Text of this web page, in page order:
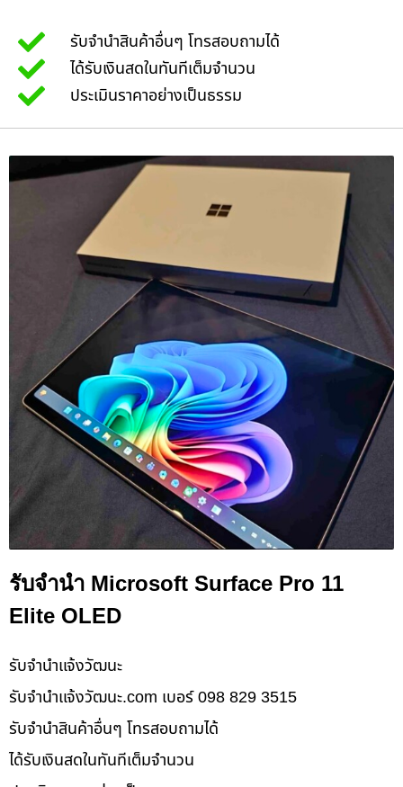
รับจำนำสินค้าอื่นๆ โทรสอบถามได้
ได้รับเงินสดในทันทีเต็มจำนวน
ประเมินราคาอย่างเป็นธรรม
รับจำนำ Microsoft Surface Pro 11
Elite OLED
รับจํานําแจ้งวัฒนะ
รับจํานําแจ้งวัฒนะ.com เบอร์ 098 829 3515
รับจำนำสินค้าอื่นๆ โทรสอบถามได้
ได้รับเงินสดในทันทีเต็มจำนวน